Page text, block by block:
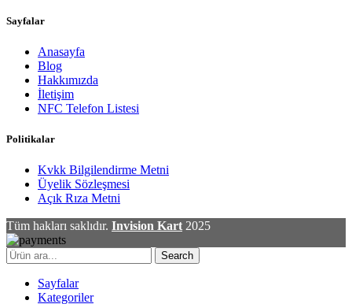
Sayfalar
Anasayfa
Blog
Hakkımızda
İletişim
NFC Telefon Listesi
Politikalar
Kvkk Bilgilendirme Metni
Üyelik Sözleşmesi
Açık Rıza Metni
Tüm hakları saklıdır. Invision Kart 2025
Search
Sayfalar
Kategoriler